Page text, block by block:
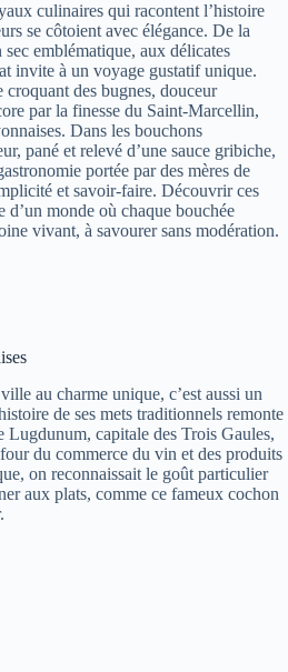
culinaires qui racontent l’histoire
se côtoient avec élégance. De la
emblématique, aux délicates
invite à un voyage gustatif unique.
des bugnes, douceur
par la finesse du Saint-Marcellin,
Dans les bouchons
pané et relevé d’une sauce gribiche,
portée par des mères de
et savoir-faire. Découvrir ces
d’un monde où chaque bouchée
vivant, à savourer sans modération.
au charme unique, c’est aussi un
de ses mets traditionnels remonte
Lugdunum, capitale des Trois Gaules,
du commerce du vin et des produits
on reconnaissait le goût particulier
aux plats, comme ce fameux cochon